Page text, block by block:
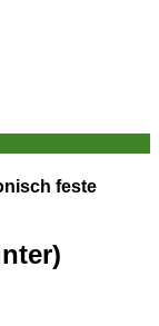
feste